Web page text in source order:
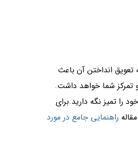
تعویق انداختن آن باعث
تمرکز شما خواهد داشت.
را تمیز نگه دارید.برای
راهنمایی جامع در مورد